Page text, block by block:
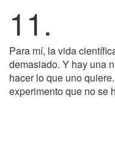
11.
Para mí, la vida
demasiado. Y hay una
hacer lo que uno
experimento que no se